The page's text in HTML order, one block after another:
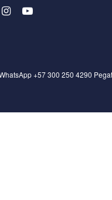
+57 300 250 4290